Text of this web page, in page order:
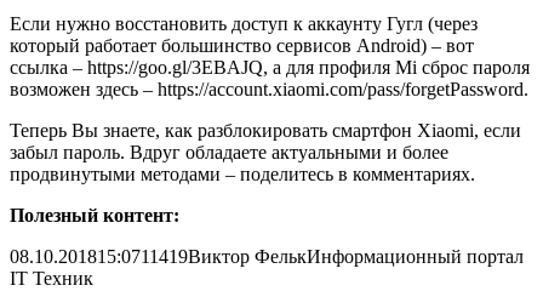
Если нужно восстановить доступ к аккаунту Гугл (через
который работает большинство сервисов Android) – вот
ссылка – https://goo.gl/3EBAJQ, а для профиля Mi сброс пароля
возможен здесь – https://account.xiaomi.com/pass/forgetPassword.
Теперь Вы знаете, как разблокировать смартфон Xiaomi, если
забыл пароль. Вдруг обладаете актуальными и более
продвинутыми методами – поделитесь в комментариях.
Полезный контент:
08.10.201815:0711419Виктор ФелькИнформационный портал
IT Техник